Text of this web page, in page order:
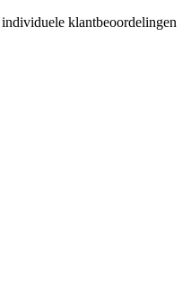
individuele klantbeoordelingen